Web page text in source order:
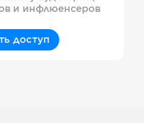
и инфлюенсеров
доступ